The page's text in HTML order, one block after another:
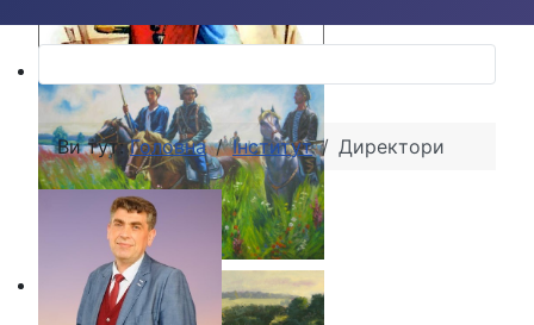
Ви тут:Головна Інститут Директори